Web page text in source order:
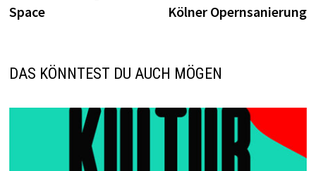
Space
Kölner Opernsanierung
DAS KÖNNTEST DU AUCH MÖGEN